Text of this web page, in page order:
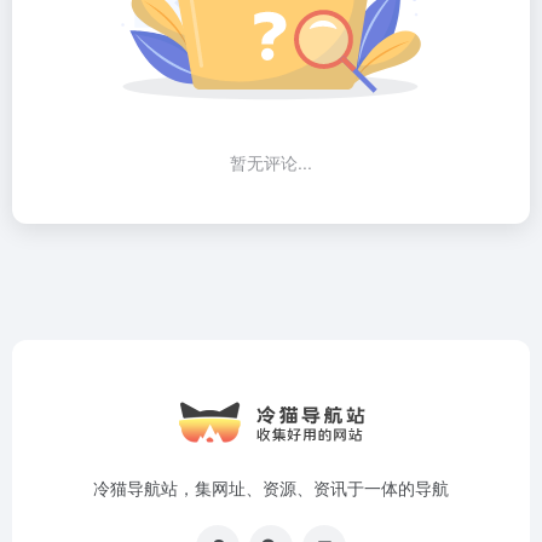
暂无评论...
冷猫导航站，集网址、资源、资讯于一体的导航